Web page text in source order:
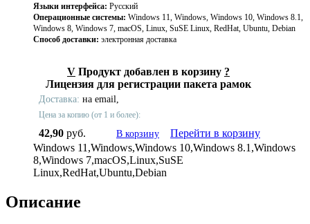
Языки интерфейса: Русский
Операционные системы: Windows 11, Windows, Windows 10, Windows 8.1,
Windows 8, Windows 7, macOS, Linux, SuSE Linux, RedHat, Ubuntu, Debian
Способ доставки: электронная доставка
V Продукт добавлен в корзину ?
Лицензия для регистрации пакета рамок
Доставка: на email,
Цена за копию (от 1 и более):
42,90 руб. В корзину
Перейти в корзину
Windows 11,Windows,Windows 10,Windows 8.1,Windows
8,Windows 7,macOS,Linux,SuSE
Linux,RedHat,Ubuntu,Debian
Описание